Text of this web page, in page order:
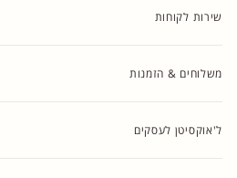
שירות לקוחות
משלוחים & הזמנות
ל'אוקסיטן לעסקים